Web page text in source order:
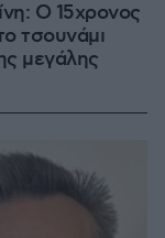
Ο 15χρονος
τσουνάμι
μεγάλης